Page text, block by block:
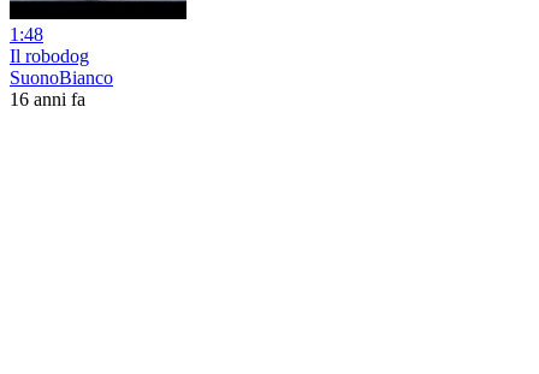
1:48
Il robodog
SuonoBianco
16 anni fa